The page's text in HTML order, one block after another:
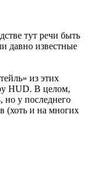
тут речи быть
давно известные
из этих
HUD. В целом,
но у последнего
(хоть и на многих